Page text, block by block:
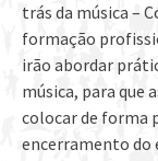
trás da música –
formação
irão abordar
música, para que
colocar de forma
encerramento do